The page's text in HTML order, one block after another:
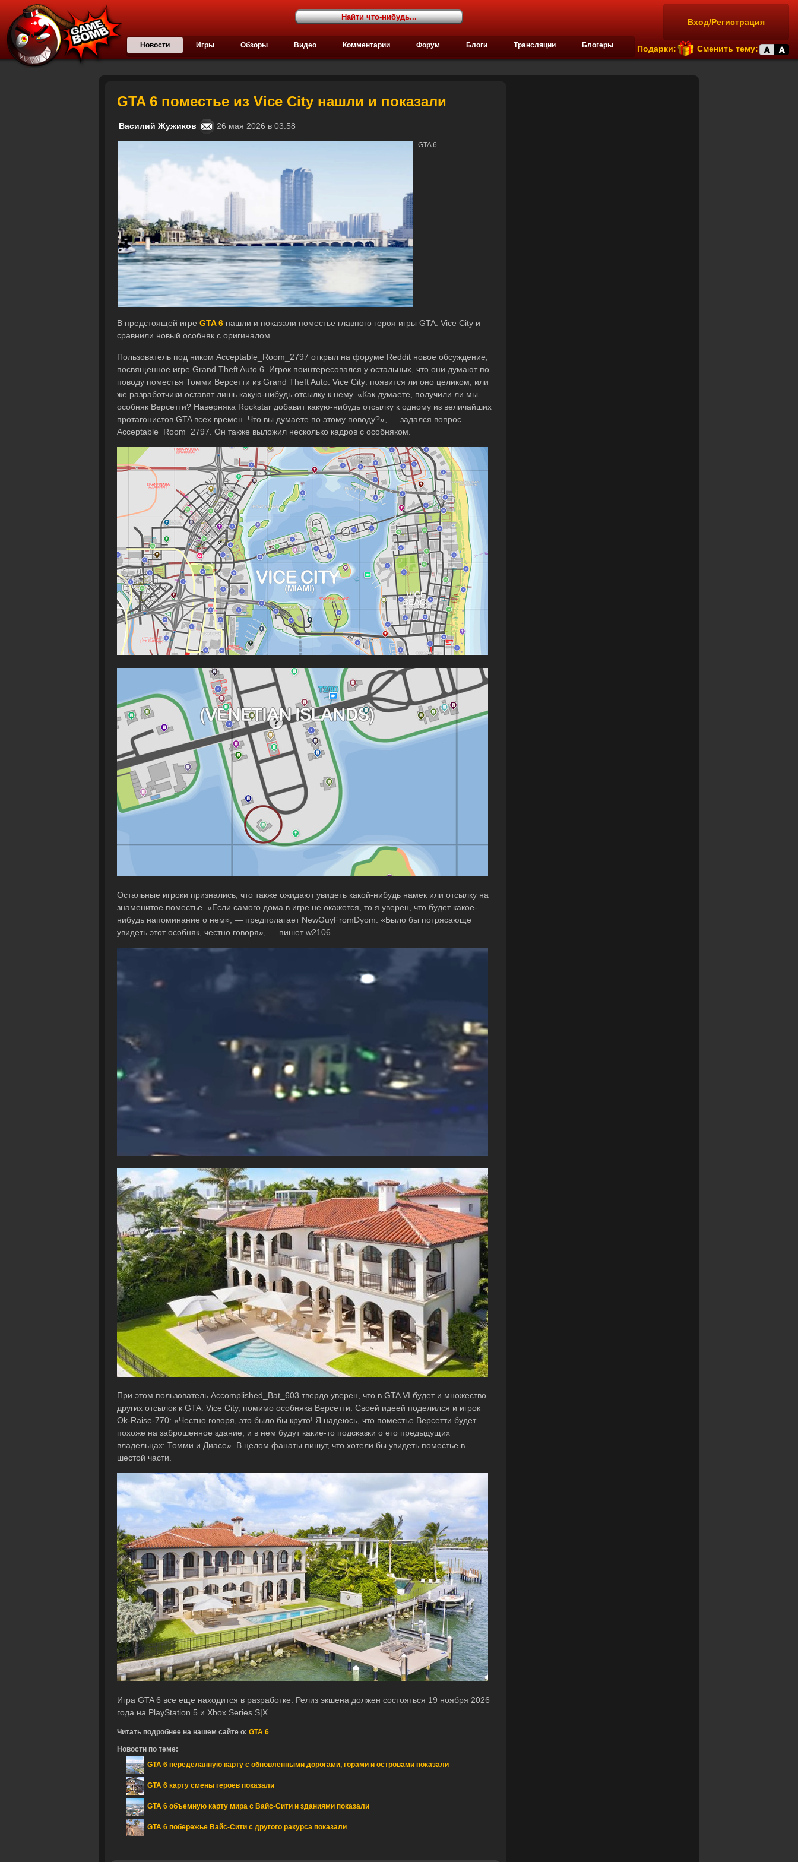
Вход/Регистрация
Подарки: Сменить тему:
Новости Игры Обзоры Видео Комментарии Форум Блоги Трансляции Блогеры
GTA 6 поместье из Vice City нашли и показали
Василий Жужиков 26 мая 2026 в 03:58
GTA 6
В предстоящей игре GTA 6 нашли и показали поместье главного героя игры GTA: Vice City и
сравнили новый особняк с оригиналом.
Пользователь под ником Acceptable_Room_2797 открыл на форуме Reddit новое обсуждение,
посвященное игре Grand Theft Auto 6. Игрок поинтересовался у остальных, что они думают по
поводу поместья Томми Версетти из Grand Theft Auto: Vice City: появится ли оно целиком, или
же разработчики оставят лишь какую-нибудь отсылку к нему. «Как думаете, получили ли мы
особняк Версетти? Наверняка Rockstar добавит какую-нибудь отсылку к одному из величайших
протагонистов GTA всех времен. Что вы думаете по этому поводу?», — задался вопрос
Acceptable_Room_2797. Он также выложил несколько кадров с особняком.
Остальные игроки признались, что также ожидают увидеть какой-нибудь намек или отсылку на
знаменитое поместье. «Если самого дома в игре не окажется, то я уверен, что будет какое-
нибудь напоминание о нем», — предполагает NewGuyFromDyom. «Было бы потрясающе
увидеть этот особняк, честно говоря», — пишет w2106.
При этом пользователь Accomplished_Bat_603 твердо уверен, что в GTA VI будет и множество
других отсылок к GTA: Vice City, помимо особняка Версетти. Своей идеей поделился и игрок
Ok-Raise-770: «Честно говоря, это было бы круто! Я надеюсь, что поместье Версетти будет
похоже на заброшенное здание, и в нем будут какие-то подсказки о его предыдущих
владельцах: Томми и Диасе». В целом фанаты пишут, что хотели бы увидеть поместье в
шестой части.
Игра GTA 6 все еще находится в разработке. Релиз экшена должен состояться 19 ноября 2026
года на PlayStation 5 и Xbox Series S|X.
Читать подробнее на нашем сайте о: GTA 6
Новости по теме:
GTA 6 переделанную карту с обновленными дорогами, горами и островами показали
GTA 6 карту смены героев показали
GTA 6 объемную карту мира с Вайс-Сити и зданиями показали
GTA 6 побережье Вайс-Сити с другого ракурса показали